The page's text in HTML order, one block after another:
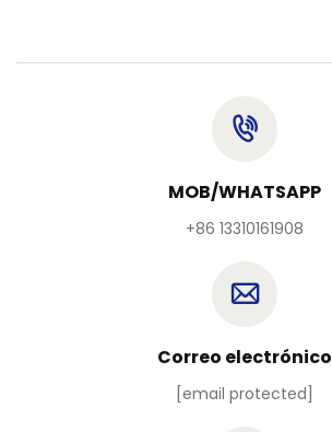
MOB/WHATSAPP
+86 13310161908
Correo electrónico
[email protected]